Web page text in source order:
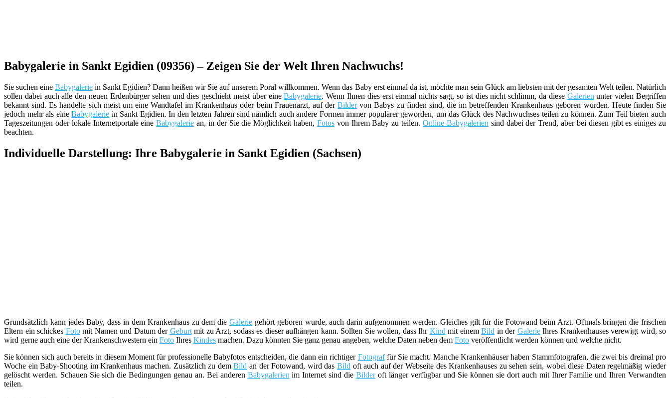
Babygalerie in Sankt Egidien (09356) – Zeigen Sie der Welt Ihren Nachwuchs!
Sie suchen eineBabygalerie in Sankt Egidien? Dann heißen wir Sie auf unserem Poral willkommen. Wenn das Baby erst einmal da ist, möchte man sein Glück am liebsten mit der gesamten Welt teilen. Natürlich
sollen dabei auch alle den neuen Erdenbürger sehen und dies geschieht meist über eineBabygalerie. Wenn Ihnen dies erst einmal nichts sagt, so ist dies nicht schlimm, da diese Galerien unter vielen Begriffen
bekannt sind. Es handelte sich meist um eine Wandtafel im Krankenhaus oder beim Frauenarzt, auf derBildervon Babys zu finden sind, die im betreffenden Krankenhaus geboren wurden. Heute finden Sie
jedoch mehr als eineBabygalerie in Sankt Egidien. In den letzten Jahren sind nämlich auch andere Formen immer populärer geworden, um das Glück des Nachwuchses teilen zu können. Zum Teil bieten auch
Tageszeitungen oder lokale Internetportale eineBabygalerie an, in der Sie die Möglichkeit haben, Fotosvon Ihrem Baby zu teilen. Online-Babygalerien sind dabei der Trend, aber bei diesen gibt es einiges zu
beachten.
Individuelle Darstellung: Ihre Babygalerie in Sankt Egidien (Sachsen)
Grundsätzlich kann jedes Baby, dass in dem Krankenhaus zu dem dieGalerie gehört geboren wurde, auch darin aufgenommen werden. Gleiches gilt für die Fotowand beim Arzt. Oftmals bringen die frischen
Eltern ein schickes Fotomit Namen und Datum der Geburtmit zu Arzt, sodass es dieser aufhängen kann. Sollten Sie wollen, dass Ihr Kind mit einem Bild in der GalerieIhres Krankenhauses verewigt wird, so
wird gerne auch eine der Krankenschwestern ein Foto Ihres Kindes machen. Dazu könnten Sie ganz genau angeben, welche Daten neben dem Foto veröffentlicht werden können und welche nicht.
Sie können sich auch bereits in diesem Moment für professionelle Babyfotos entscheiden, die dann ein richtiger Fotograffür Sie macht. Manche Krankenhäuser haben Stammfotografen, die zwei bis dreimal pro
Woche ein Baby-Shooting im Krankenhaus machen. Zusätzlich zu demBild an der Fotowand, wird dasBild oft auch auf der Webseite des Krankenhauses zu sehen sein, wobei diese Daten regelmäßig wieder
gelöscht werden. Schauen Sie sich die Bedingungen genau an. Bei anderen Babygalerien im Internet sind die Bilderoft länger verfügbar und Sie können sie dort auch mit Ihrer Familie und Ihren Verwandten
teilen.